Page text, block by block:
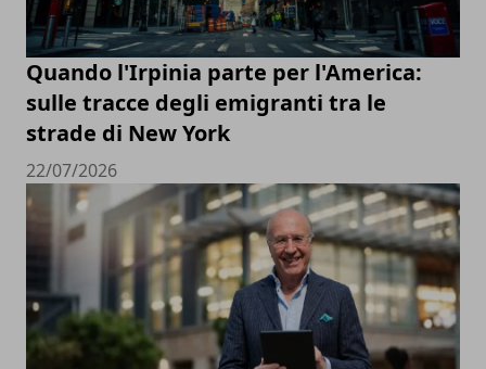
Quando l'Irpinia parte per l'America:
sulle tracce degli emigranti tra le
strade di New York
22/07/2026